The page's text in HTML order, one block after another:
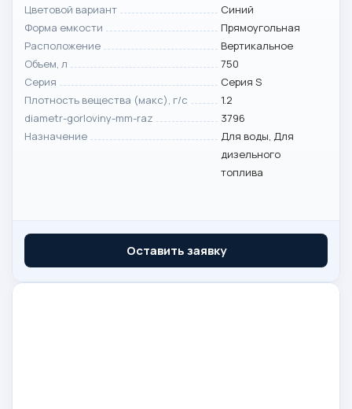
Цветовой вариант
Синий
Форма емкости
Прямоугольная
Расположение
Вертикальное
Объем, л
750
Серия
Серия S
Плотность вещества (макс), г/с
1.2
diametr-gorloviny-mm-raz
3796
Назначение
Для воды, Для
дизельного
топлива
Оставить заявку